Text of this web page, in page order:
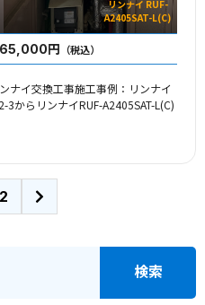
リンナイ RUF-
A2405SAT-L(C)
円 （税込）
ナイ交換工事施工事例：リンナイ
3からリンナイRUF-A2405SAT-L(C)
2